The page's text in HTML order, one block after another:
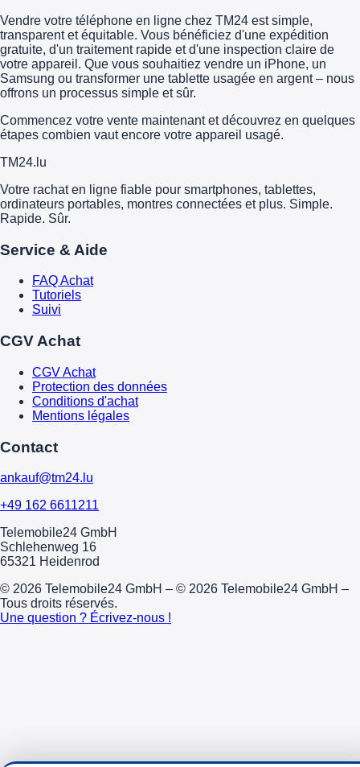
Vendre votre téléphone en ligne chez TM24 est simple,
transparent et équitable. Vous bénéficiez d'une expédition
gratuite, d'un traitement rapide et d'une inspection claire de
votre appareil. Que vous souhaitiez vendre un iPhone, un
Samsung ou transformer une tablette usagée en argent – nous
offrons un processus simple et sûr.
Commencez votre vente maintenant et découvrez en quelques
étapes combien vaut encore votre appareil usagé.
TM24.lu
Votre rachat en ligne fiable pour smartphones, tablettes,
ordinateurs portables, montres connectées et plus. Simple.
Rapide. Sûr.
Service & Aide
FAQ Achat
Tutoriels
Suivi
CGV Achat
CGV Achat
Protection des données
Conditions d'achat
Mentions légales
Contact
ankauf@tm24.lu
+49 162 6611211
Telemobile24 GmbH
Schlehenweg 16
65321 Heidenrod
© 2026 Telemobile24 GmbH – © 2026 Telemobile24 GmbH –
Tous droits réservés.
Une question ? Écrivez-nous !